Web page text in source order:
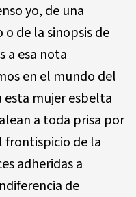
yo, de una
de la sinopsis de
a esa nota
en el mundo del
esta mujer esbelta
a toda prisa por
frontispicio de la
adheridas a
de